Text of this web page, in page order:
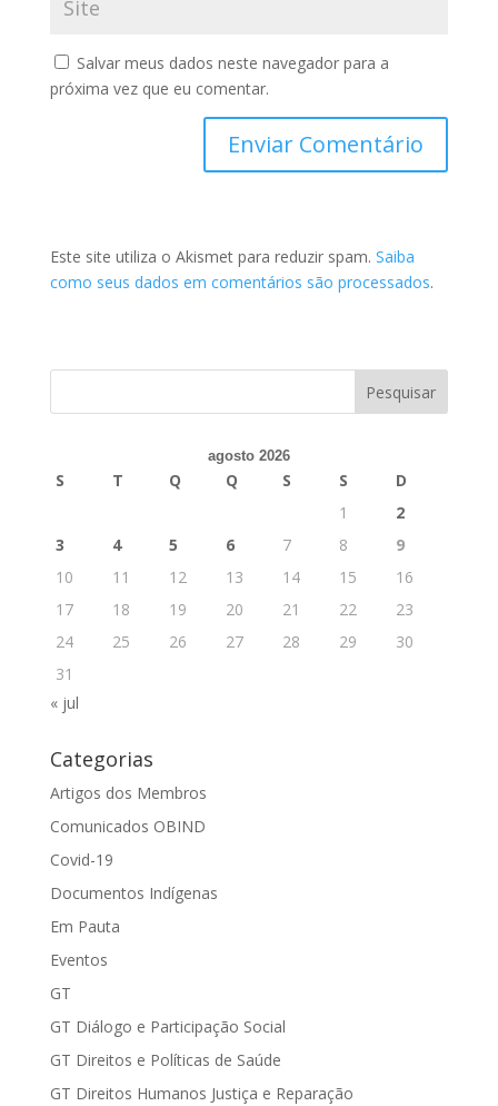
Salvar meus dados neste navegador para a
próxima vez que eu comentar.
Este site utiliza o Akismet para reduzir spam. Saiba
como seus dados em comentários são processados.
agosto 2026
S T Q Q S S
D
1
2
3
4 5 6 7 8
9
10
11 12 13 14 15
16
17
18 19 20 21 22
23
24
25 26 27 28 29
30
31
« jul
Categorias
Artigos dos Membros
Comunicados OBIND
Covid-19
Documentos Indígenas
Em Pauta
Eventos
GT
GT Diálogo e Participação Social
GT Direitos e Políticas de Saúde
GT Direitos Humanos Justiça e Reparação